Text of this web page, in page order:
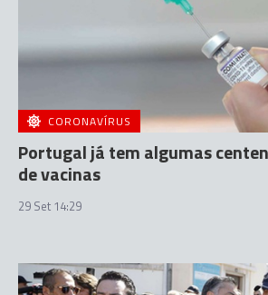
CORONAVÍRUS
Portugal já tem algumas
de vacinas
29 Set 14:29